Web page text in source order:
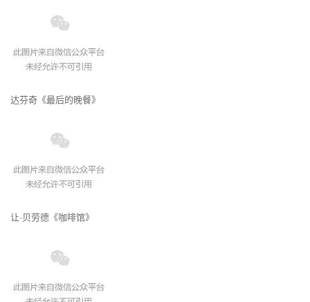
达芬奇《最后的晚餐》
让·贝劳德《咖啡馆》